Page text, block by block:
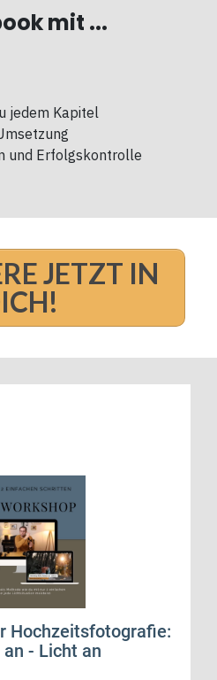
mit ...
jedem Kapitel
und Erfolgskontrolle
JETZT IN